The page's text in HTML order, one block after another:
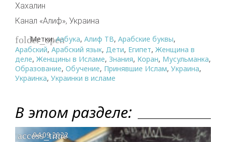
Хахалин
Канал «Алиф», Украина
folder_open
Метки:Азбука, Алиф ТВ, Арабские буквы,
Арабский, Арабский язык, Дети, Египет, Женщина в
деле, Женщины в Исламе, Знания, Коран, Мусульманка,
Образование, Обучение, Принявшие Ислам, Украина,
Украинка, Украинки в исламе
В этом разделе:
access_time
04.09.2022